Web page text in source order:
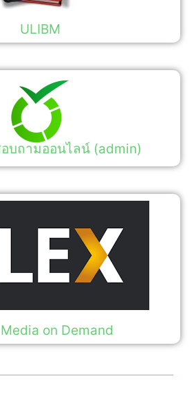
ULIBM
บถามออนไลน์ (admin)
on Demand